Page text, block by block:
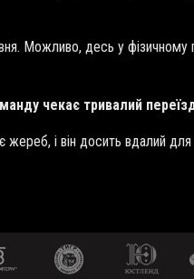
Можливо, десь у
чекає тривалий
і він досить вдалий